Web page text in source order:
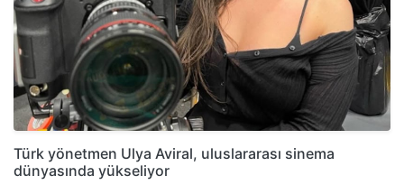
Türk yönetmen Ulya Aviral, uluslararası sinema
dünyasında yükseliyor